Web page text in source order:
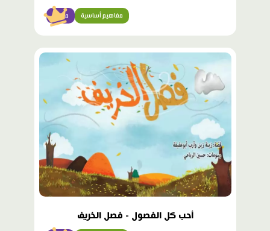
مبتدئ مفاهيم أساسية
محتوى
أحب كل الفصول - فصل الخريف